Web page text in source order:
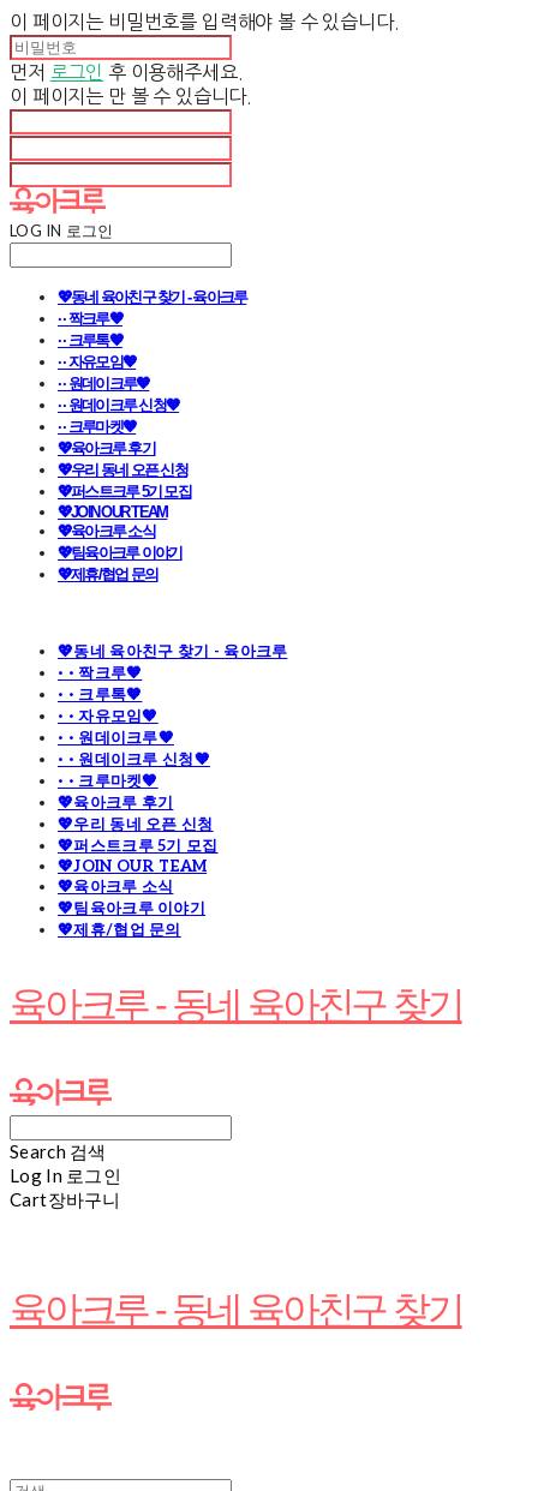
이 페이지는 비밀번호를 입력해야 볼 수 있습니다.
먼저 로그인 후 이용해주세요.
이 페이지는 만 볼 수 있습니다.
LOG IN 로그인
💖동네 육아친구 찾기 - 육아크루
· · 짝크루🧡
· · 크루톡🧡
· · 자유모임🧡
· · 원데이크루🧡
· · 원데이크루 신청🧡
· · 크루마켓🧡
💖육아크루 후기
💖우리 동네 오픈 신청
💖퍼스트크루 5기 모집
💖JOIN OUR TEAM
💖육아크루 소식
💖팀육아크루 이야기
💖제휴/협업 문의
💖동네 육아친구 찾기 - 육아크루
· · 짝크루🧡
· · 크루톡🧡
· · 자유모임🧡
· · 원데이크루🧡
· · 원데이크루 신청🧡
· · 크루마켓🧡
💖육아크루 후기
💖우리 동네 오픈 신청
💖퍼스트크루 5기 모집
💖JOIN OUR TEAM
💖육아크루 소식
💖팀육아크루 이야기
💖제휴/협업 문의
육아크루 - 동네 육아친구 찾기
Search 검색
Log In 로그인
Cart장바구니
육아크루 - 동네 육아친구 찾기